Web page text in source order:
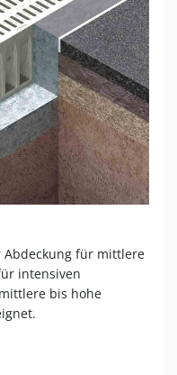
für mittlere
intensiven
bis hohe